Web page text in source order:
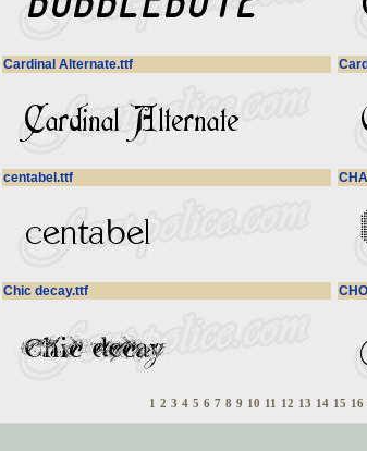
Cardinal Alternate.ttf
centabel.ttf
Chic decay.ttf
1 2 3 4 5 6 7 8 9 10 11 12 13 14 15 16